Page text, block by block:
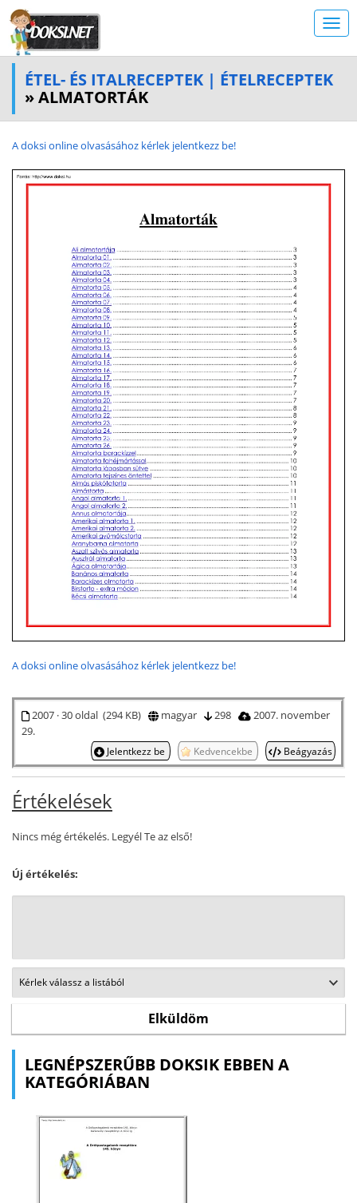
ÉTEL- ÉS ITALRECEPTEK | ÉTELRECEPTEK
» ALMATORTÁK
A doksi online olvasásához kérlek jelentkezz be!
A doksi online olvasásához kérlek jelentkezz be!
2007 · 30 oldal (294 KB) magyar 298
2007. november
29.
Jelentkezz be Kedvencekbe Beágyazás
Értékelések
Nincs még értékelés. Legyél Te az első!
Új értékelés:
LEGNÉPSZERŰBB DOKSIK EBBEN A
KATEGÓRIÁBAN